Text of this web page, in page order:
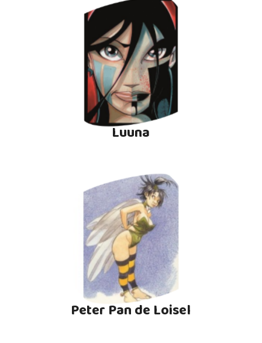
Luuna
Peter Pan de Loisel